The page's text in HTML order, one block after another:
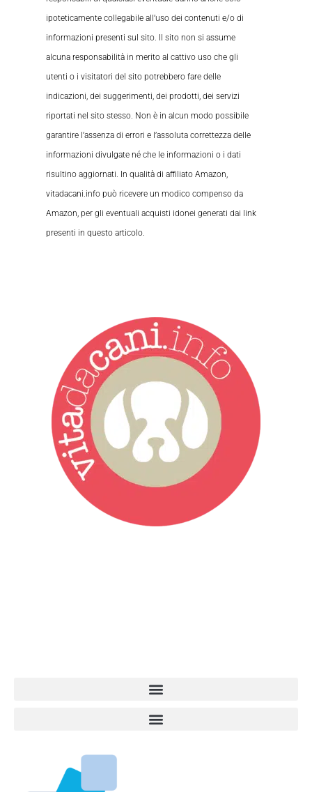
ipoteticamente collegabile all’uso dei contenuti e/o di
informazioni presenti sul sito. Il sito non si assume
alcuna responsabilità in merito al cattivo uso che gli
utenti o i visitatori del sito potrebbero fare delle
indicazioni, dei suggerimenti, dei prodotti, dei servizi
riportati nel sito stesso. Non è in alcun modo possibile
garantire l’assenza di errori e l’assoluta correttezza delle
informazioni divulgate né che le informazioni o i dati
risultino aggiornati. In qualità di affiliato Amazon,
vitadacani.info può ricevere un modico compenso da
Amazon, per gli eventuali acquisti idonei generati dai link
presenti in questo articolo.